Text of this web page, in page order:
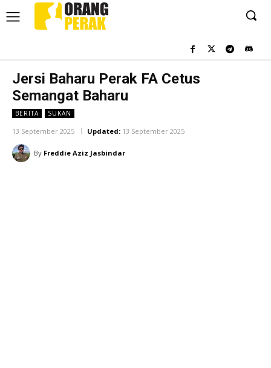
Jersi Baharu Perak FA Cetus
Semangat Baharu
BERITA SUKAN
13 September 2025 Updated: 13 September 2025
By Freddie Aziz Jasbindar